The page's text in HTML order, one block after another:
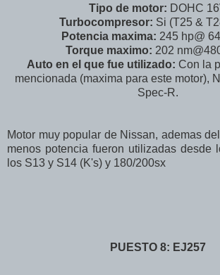
Tipo de motor: DOHC
Turbocompresor: Si (T25 &
Potencia maxima: 245 hp@
Torque maximo: 202
Auto en el que fue utilizado: Con la
mencionada (maxima para este motor),
Spec-R.
Motor muy popular de Nissan, ademas
menos potencia fueron utilizadas desde
los S13 y S14 (K's) y 180/200sx
PUESTO 8: EJ257